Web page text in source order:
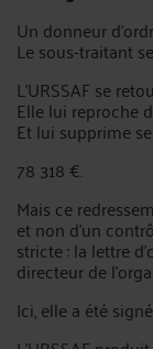
Un donneur
Le sous-traitant
L'URSSAF se
Elle lui reproche
Et lui supprime
78 318 €.
Mais ce
et non d'un
stricte : la lettre
directeur de
Ici, elle a été